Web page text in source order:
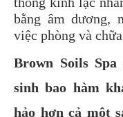
bằng âm dương,
việc phòng và
Brown Soils
sinh bao hàm
hảo hơn cả một